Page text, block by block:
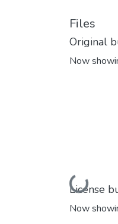
Files
Original
Now
Loading...
License
Now